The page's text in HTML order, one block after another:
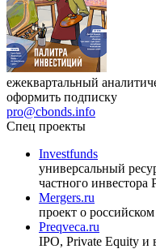
оформить подписку
pro@cbonds.info
Спец проекты
Investfunds
универсальный
частного инвестора